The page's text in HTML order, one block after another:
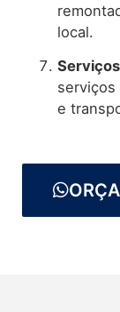
local.
serviços
e